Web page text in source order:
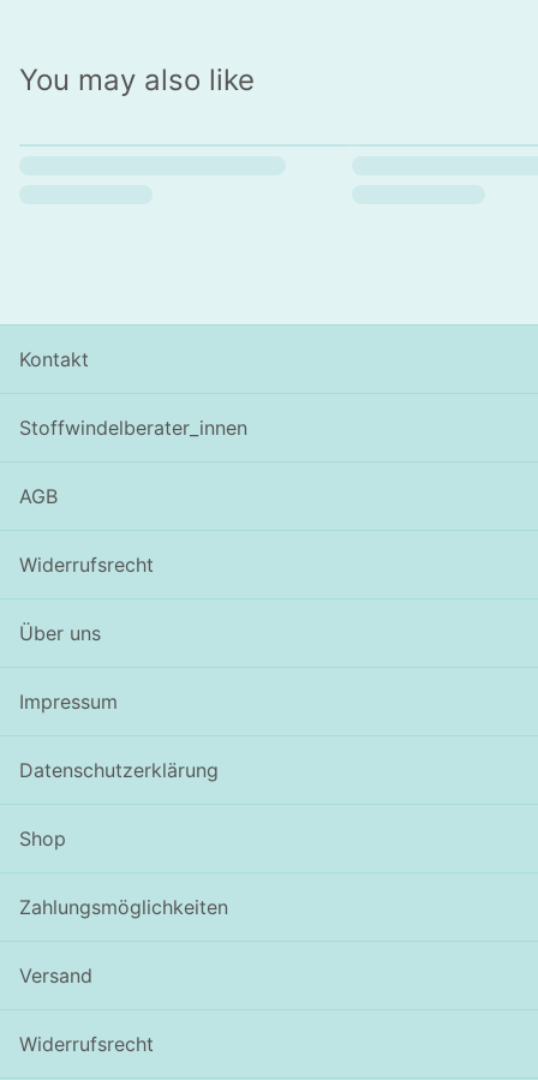
You may also like
Kontakt
Stoffwindelberater_innen
AGB
Widerrufsrecht
Über uns
Impressum
Datenschutzerklärung
Shop
Zahlungsmöglichkeiten
Versand
Widerrufsrecht